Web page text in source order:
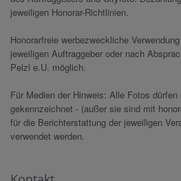
jeweiligen Honorar-Richtlinien.
Honorarfreie werbezweckliche
jeweiligen Auftraggeber oder nach
Pelzl e.U. möglich.
Für Medien der Hinweis: Alle Fotos dürfen
gekennzeichnet - (außer sie sind mit
für die Berichterstattung der jeweiligen
verwendet werden.